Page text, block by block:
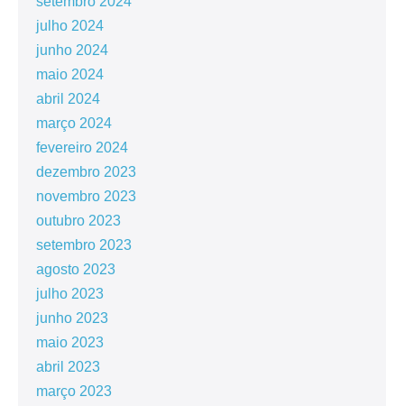
julho 2024
junho 2024
maio 2024
abril 2024
março 2024
fevereiro 2024
dezembro 2023
novembro 2023
outubro 2023
setembro 2023
agosto 2023
julho 2023
junho 2023
maio 2023
abril 2023
março 2023